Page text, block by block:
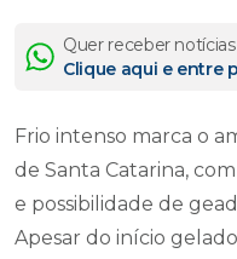
Quer receber
Clique aqui e entre
Frio intenso marca o
de Santa Catarina,
e possibilidade de
Apesar do início